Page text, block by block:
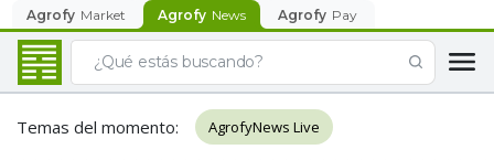
Agrofy Market Agrofy News Agrofy Pay
Temas del momento: AgrofyNews Live